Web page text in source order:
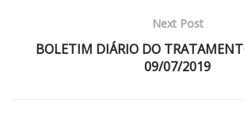
Next Post
BOLETIM DIÁRIO DO
09/07/2019